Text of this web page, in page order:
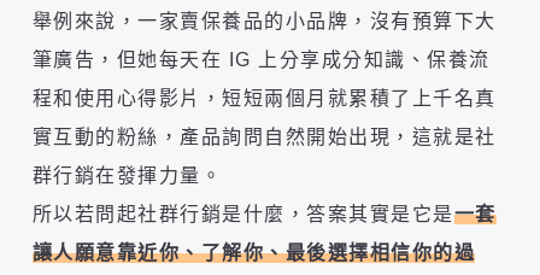
舉例來說，一家賣保養品的小品牌，沒有預算下大
筆廣告，但她每天在 IG 上分享成分知識、保養流
程和使用心得影片，短短兩個月就累積了上千名真
實互動的粉絲，產品詢問自然開始出現，這就是社
群行銷在發揮力量。
所以若問起社群行銷是什麼，答案其實是它是一套
讓人願意靠近你、了解你、最後選擇相信你的過